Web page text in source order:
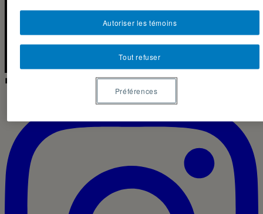
◼ IG · LIVE
Tout refuser
Autoriser les témoins
Préférences